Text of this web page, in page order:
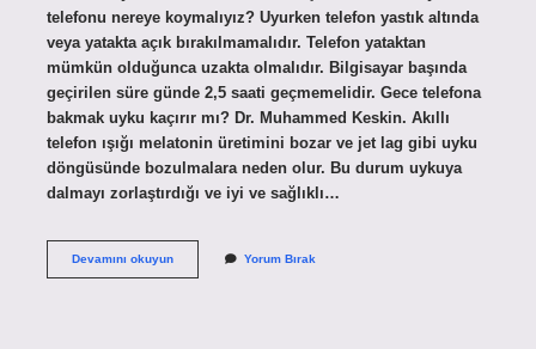
telefonu nereye koymalıyız? Uyurken telefon yastık altında
veya yatakta açık bırakılmamalıdır. Telefon yataktan
mümkün olduğunca uzakta olmalıdır. Bilgisayar başında
geçirilen süre günde 2,5 saati geçmemelidir. Gece telefona
bakmak uyku kaçırır mı? Dr. Muhammed Keskin. Akıllı
telefon ışığı melatonin üretimini bozar ve jet lag gibi uyku
döngüsünde bozulmalara neden olur. Bu durum uykuya
dalmayı zorlaştırdığı ve iyi ve sağlıklı…
Devamını okuyunGece
Yorum Bırak